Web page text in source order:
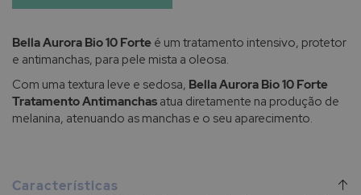
Bella Aurora Bio 10 Forte é um tratamento intensivo, protetor
e antimanchas, para pele mista a oleosa.
Com uma textura leve e sedosa, Bella Aurora Bio 10 Forte
Tratamento Antimanchas atua diretamente na produção de
melanina, atenuando as manchas e o seu aparecimento.
Características